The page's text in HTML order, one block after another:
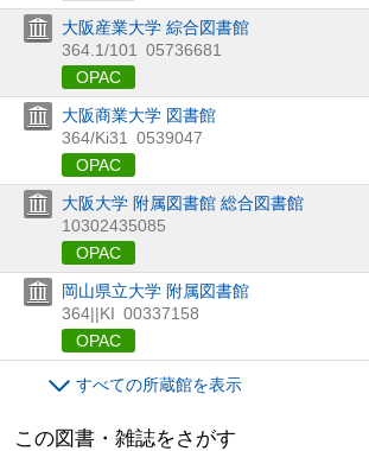
大阪産業大学 綜合図書館
364.1/101
05736681
OPAC
大阪商業大学 図書館
364/Ki31
0539047
OPAC
大阪大学 附属図書館 総合図書館
10302435085
OPAC
岡山県立大学 附属図書館
364||KI 00337158
OPAC
すべての所蔵館を表示
この図書・雑誌をさがす